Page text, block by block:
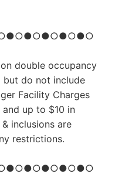
double occupancy
but do not include
Facility Charges
up to $10 in
inclusions are
restrictions.